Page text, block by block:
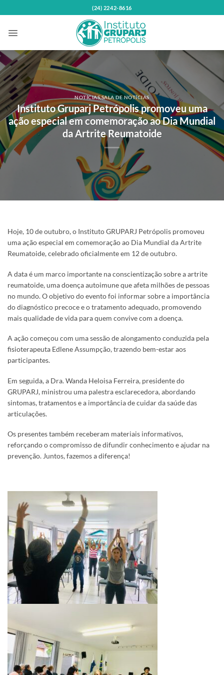
to
(24) 2242-8616
NOTÍCIAS,SALA DE NOTÍCIAS
Instituto Gruparj Petrópolis promoveu uma
ação especial em comemoração ao Dia Mundial
da Artrite Reumatoide
Hoje, 10 de outubro, o Instituto GRUPARJ Petrópolis promoveu
uma ação especial em comemoração ao Dia Mundial da Artrite
Reumatoide, celebrado oficialmente em 12 de outubro.
A data é um marco importante na conscientização sobre a artrite
reumatoide, uma doença autoimune que afeta milhões de pessoas
no mundo. O objetivo do evento foi informar sobre a importância
do diagnóstico precoce e o tratamento adequado, promovendo
mais qualidade de vida para quem convive com a doença.
A ação começou com uma sessão de alongamento conduzida pela
fisioterapeuta Edlene Assumpção, trazendo bem-estar aos
participantes.
Em seguida, a Dra. Wanda Heloisa Ferreira, presidente do
GRUPARJ, ministrou uma palestra esclarecedora, abordando
sintomas, tratamentos e a importância de cuidar da saúde das
articulações.
Os presentes também receberam materiais informativos,
reforçando o compromisso de difundir conhecimento e ajudar na
prevenção. Juntos, fazemos a diferença!